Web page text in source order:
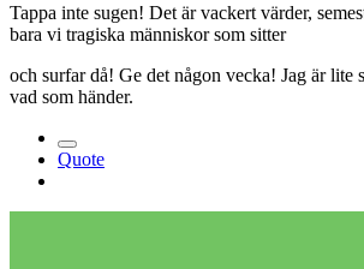
Tappa inte sugen! Det är vackert värder,
bara vi tragiska människor som sitter
och surfar då! Ge det någon vecka! Jag är lite
vad som händer.
Quote